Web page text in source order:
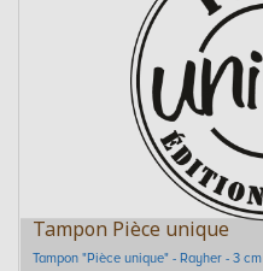
Tampon Pièce unique
Tampon "Pièce unique" - Rayher - 3 cm